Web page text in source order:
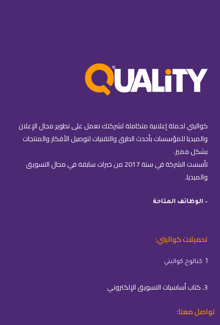
كواليتي لحملة إعلانية متكاملة لشركتك نعمل على تطوير مجال الإعلان
والميديا للمؤسسات بأحدث الطرق والتقنيات لتوصيل الأفكار والمنتجات
بشكل مميز.
تأسست الشركة في سنة 2017 من خبرات سابقة في مجال التسويق
والميديا.
– الوظائف المتاحة
تحميلات كواليتي:
1. كتالوج كواليتي
3. كتاب أساسيات التسويق الإلكتروني
تواصل معنا: